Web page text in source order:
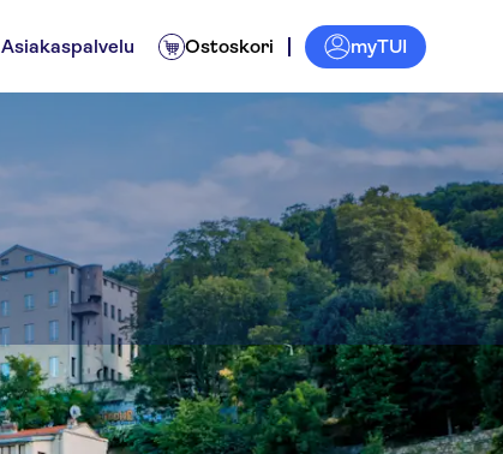
Asiakaspalvelu Ostoskori myTUI